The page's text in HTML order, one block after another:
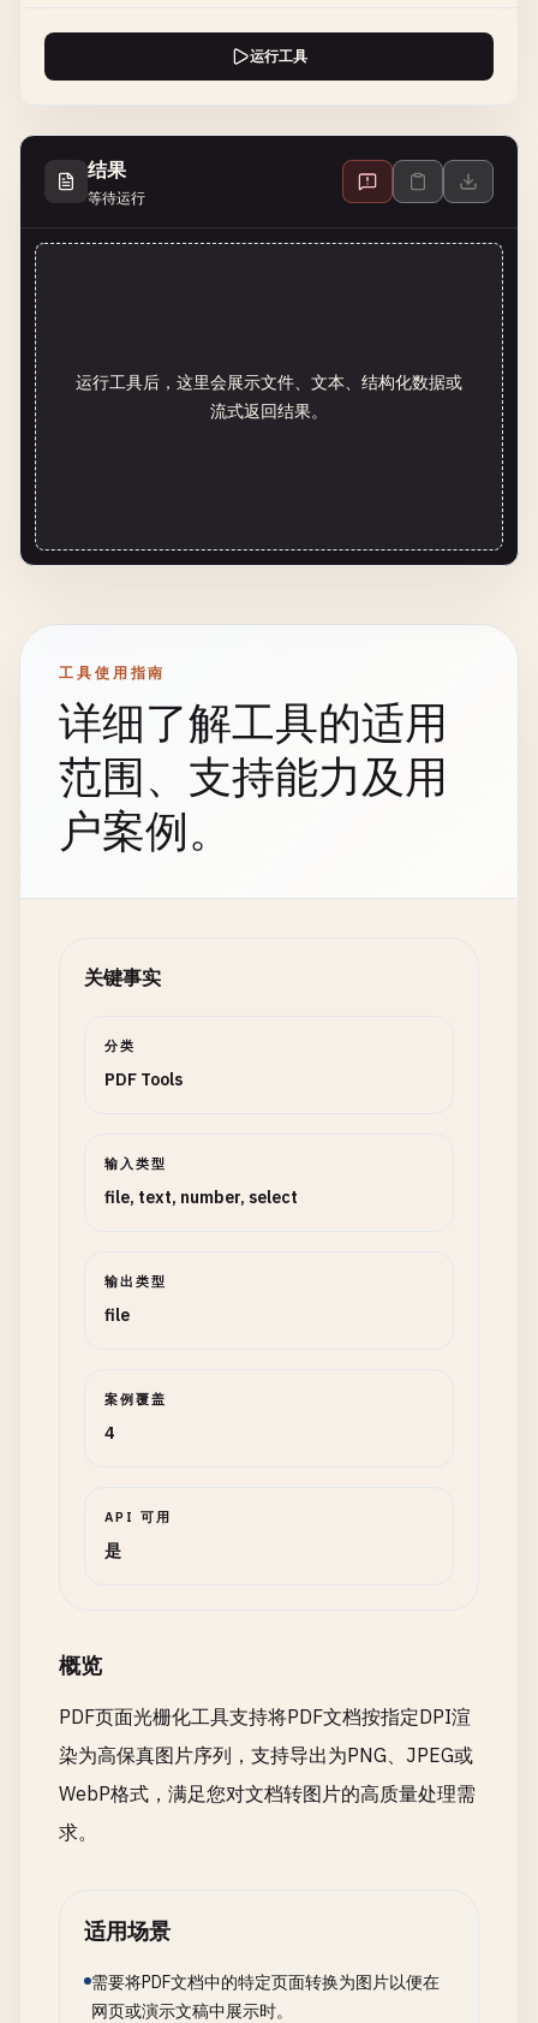
运行工具
结果
等待运行
运行工具后，这里会展示文件、文本、结构化数据或
流式返回结果。
工具使用指南
详细了解工具的适用
范围、支持能力及用
户案例。
关键事实
分类
PDF Tools
输入类型
file, text, number, select
输出类型
file
案例覆盖
4
API 可用
是
概览
PDF页面光栅化工具支持将PDF文档按指定DPI渲
染为高保真图片序列，支持导出为PNG、JPEG或
WebP格式，满足您对文档转图片的高质量处理需
求。
适用场景
需要将PDF文档中的特定页面转换为图片以便在
网页或演示文稿中展示时。